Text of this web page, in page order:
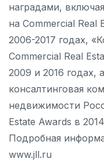
наградами,
на Commercial Real
2006-2017 годах,
Commercial Real
2009 и 2016 годах,
консалтинговая
недвижимости
Estate Awards в
Подробная
www.jll.ru